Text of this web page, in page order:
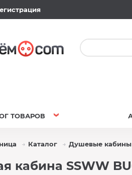
ТОВАРОВ
Каталог Душевые кабины
кабина SSWW